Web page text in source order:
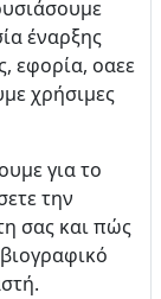
έναρξης
εφορία, οαεε
χρήσιμες
για το
την
σας και πώς